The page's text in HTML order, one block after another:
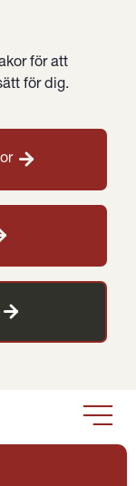
för att
för dig.